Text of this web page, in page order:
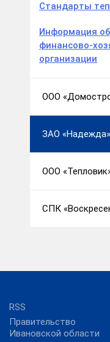
Стандарты
Информация
финансово-
организации
ООО
ЗАО «Надежда»
ООО
СПК
RSS
Правительство
Ивановской области